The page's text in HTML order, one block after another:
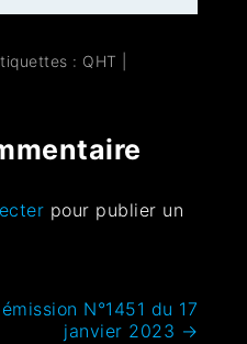
: QHT
pour publier un
N°1451 du 17
janvier 2023 →